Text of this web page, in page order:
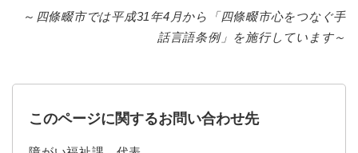
～ 四條畷市では平成31年4月から「四條畷市心をつなぐ手
話言語条例」を施行しています～
このページに関するお問い合わせ先